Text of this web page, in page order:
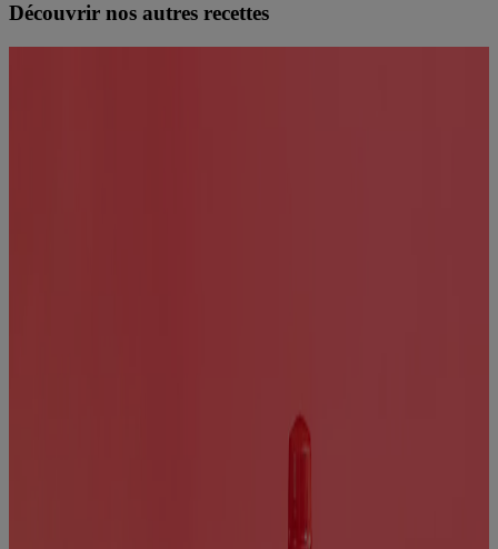
Découvrir nos autres recettes